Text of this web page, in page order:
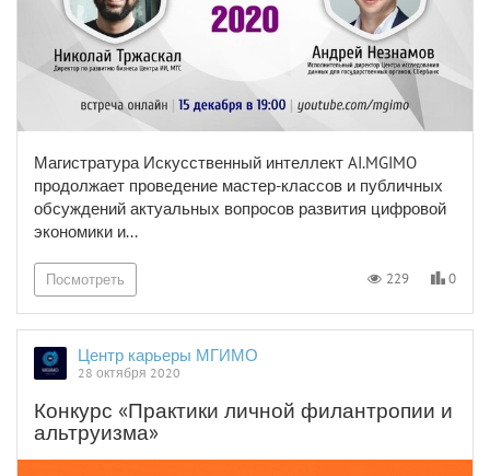
Магистратура Искусственный интеллект AI.MGIMO
продолжает проведение мастер-классов и публичных
обсуждений актуальных вопросов развития цифровой
экономики и...
Посмотреть 229 0
Центр карьеры МГИМО
28 октября 2020
Конкурс «Практики личной филантропии и
альтруизма»